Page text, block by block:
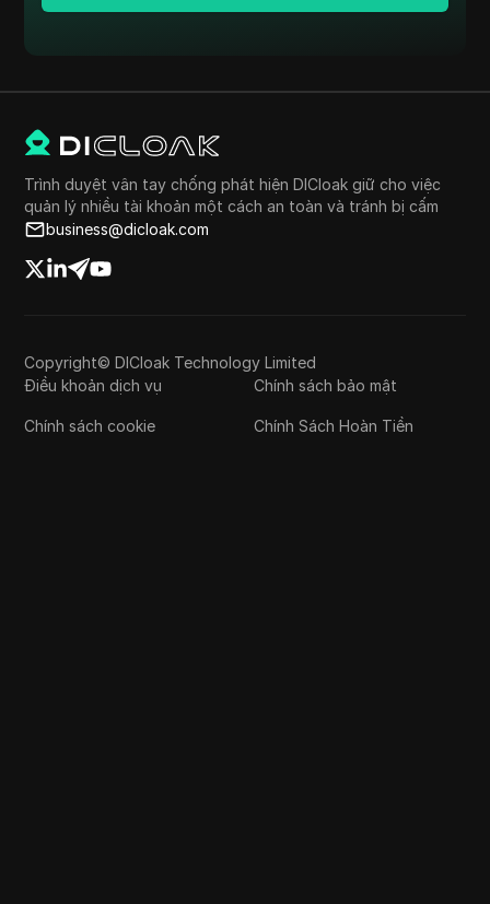
Trình duyệt vân tay chống phát hiện DICloak giữ cho việc
quản lý nhiều tài khoản một cách an toàn và tránh bị cấm
business@dicloak.com
Copyright© DICloak Technology Limited
Điều khoản dịch vụ
Chính sách bảo mật
Chính sách cookie Chính Sách Hoàn Tiền